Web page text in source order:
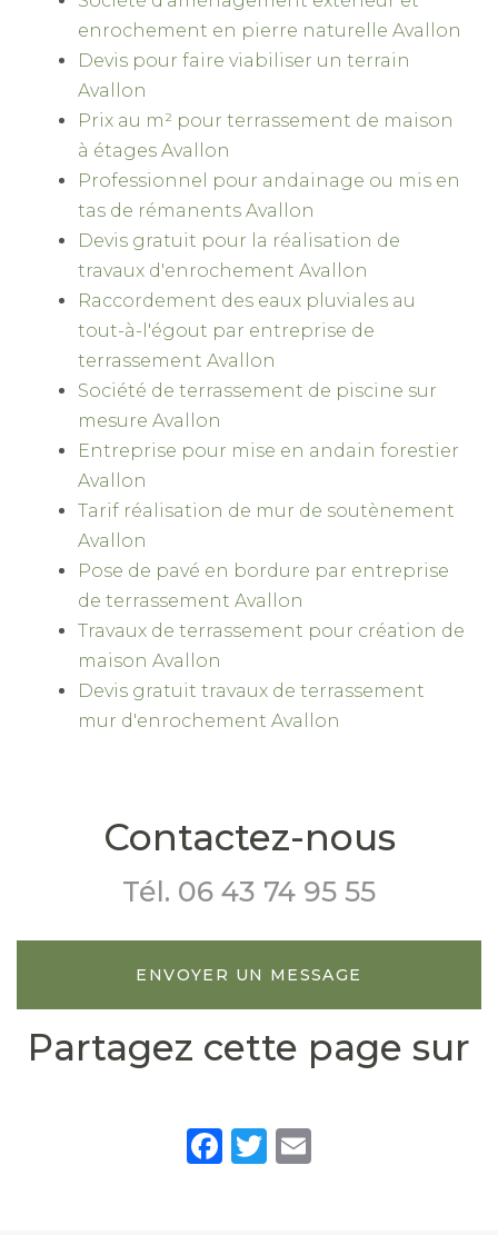
enrochement en pierre naturelle Avallon
Devis pour faire viabiliser un terrain
Avallon
Prix au m² pour terrassement de maison
à étages Avallon
Professionnel pour andainage ou mis en
tas de rémanents Avallon
Devis gratuit pour la réalisation de
travaux d'enrochement Avallon
Raccordement des eaux pluviales au
tout-à-l'égout par entreprise de
terrassement Avallon
Société de terrassement de piscine sur
mesure Avallon
Entreprise pour mise en andain forestier
Avallon
Tarif réalisation de mur de soutènement
Avallon
Pose de pavé en bordure par entreprise
de terrassement Avallon
Travaux de terrassement pour création de
maison Avallon
Devis gratuit travaux de terrassement
mur d'enrochement Avallon
Contactez-nous
Tél. 06 43 74 95 55
ENVOYER UN MESSAGE
Partagez cette page sur
Facebook
Twitter